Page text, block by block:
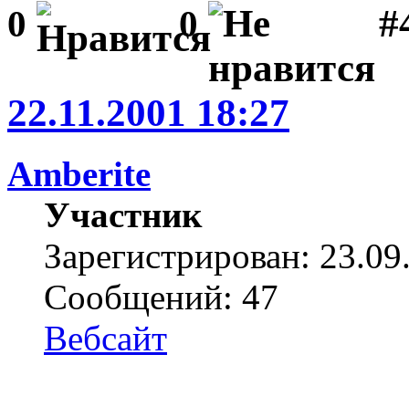
0 0
22.11.2001 18:27
Amberite
Участник
Зарегистрирован:
Сообщений: 47
Вебсайт